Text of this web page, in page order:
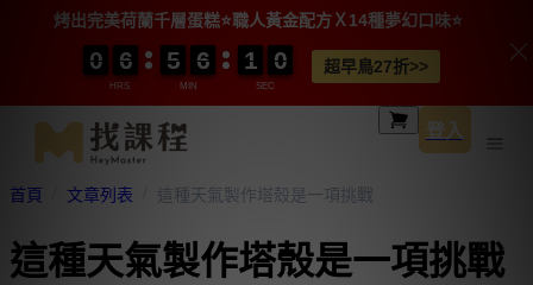
登入
首頁 文章列表 這種天氣製作塔殼是一項挑戰
這種天氣製作塔殼是一項挑戰
烤出完美荷蘭千層蛋糕⭐️職人黃金配方Ｘ14種夢幻口味⭐️
HRS
0
0
0
0 6
6
6
6
MIN
5
5
5
5 6
6
6
6
SEC
1
1
1
1 0
0
0
0
0
0 超早鳥27折>>